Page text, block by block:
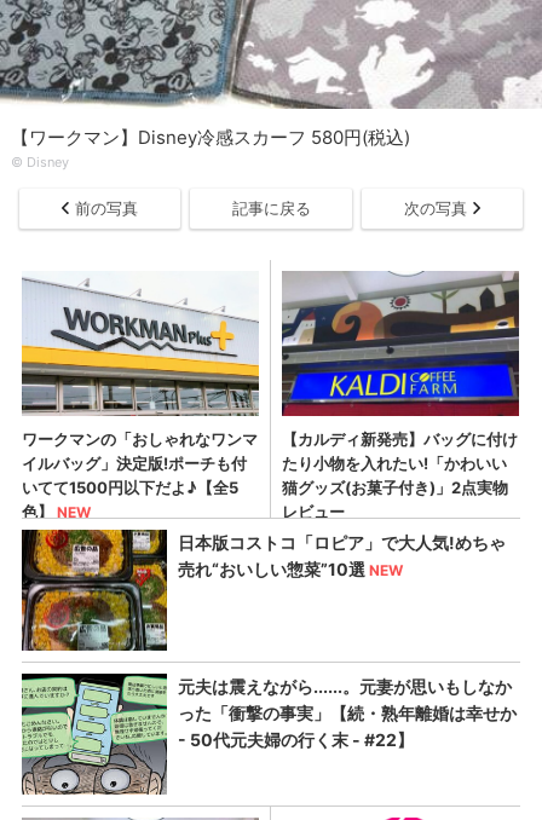
【ワークマン】Disney冷感スカーフ 580円(税込)
© Disney
前の写真 記事に戻る 次の写真